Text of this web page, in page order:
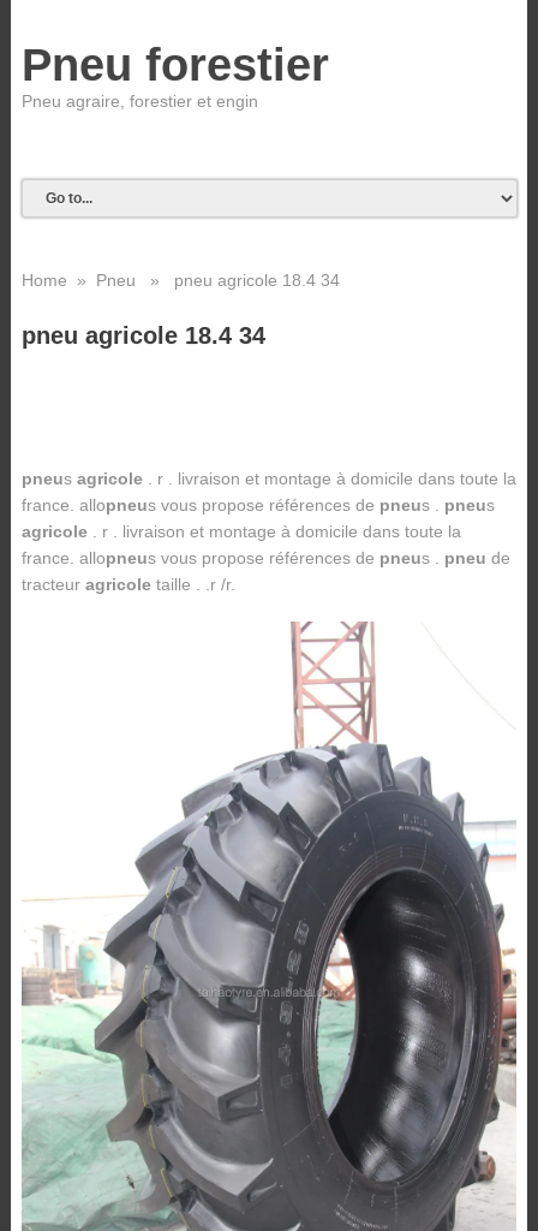
Pneu forestier
Pneu agraire, forestier et engin
Home » Pneu » pneu agricole 18.4 34
pneu agricole 18.4 34
pneus agricole. r . livraison et montage à domicile dans toute la
france. allopneus vous propose références de pneus . pneus
agricole. r . livraison et montage à domicile dans toute la
france. allopneus vous propose références de pneus . pneu de
tracteur agricoletaille . .r /r.